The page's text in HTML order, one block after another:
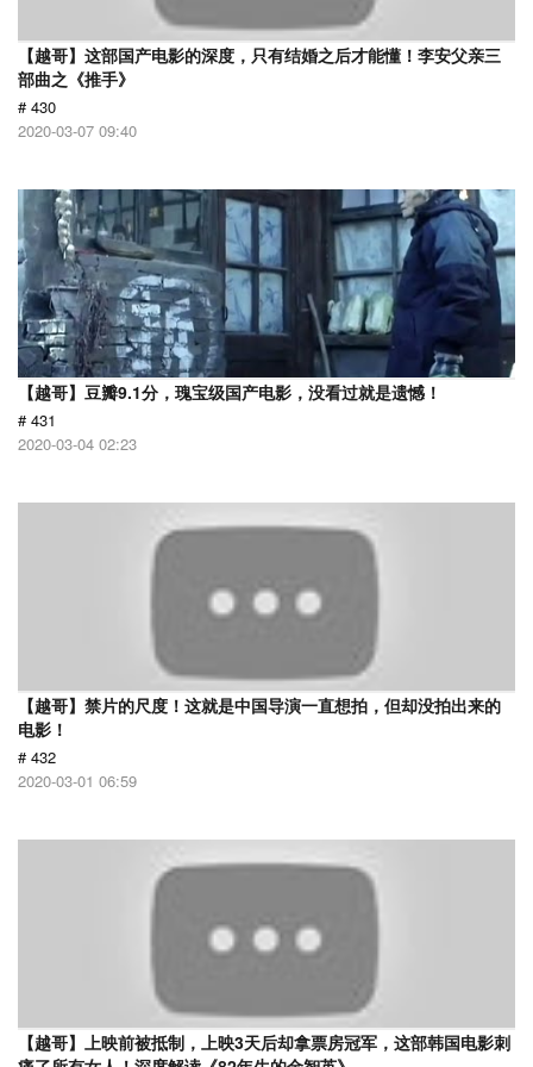
【越哥】这部国产电影的深度，只有结婚之后才能懂！李安父亲三
部曲之《推手》
# 430
2020-03-07 09:40
【越哥】豆瓣9.1分，瑰宝级国产电影，没看过就是遗憾！
# 431
2020-03-04 02:23
【越哥】禁片的尺度！这就是中国导演一直想拍，但却没拍出来的
电影！
# 432
2020-03-01 06:59
【越哥】上映前被抵制，上映3天后却拿票房冠军，这部韩国电影刺